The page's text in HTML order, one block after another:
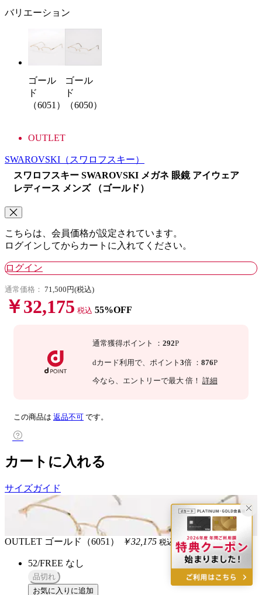
バリエーション
ゴール
ド
（6051）
ゴール
ド
（6050）
OUTLET
SWAROVSKI （スワロフスキー）
スワロフスキー SWAROVSKI メガネ 眼鏡 アイウェア
レディース メンズ （ゴールド）
こちらは、会員価格が設定されています。
ログインしてからカートに入れてください。
ログイン
通常価格： 71,500円(税込)
￥32,175 税込 55%OFF
通常獲得ポイント ： 292P
dカード利用で、 ポイント 3倍 ： 876P
今なら 、エントリーで最大 倍！ 詳細
この商品は 返品不可 です。
カートに入れる
サイズガイド
OUTLET ゴールド（6051） ￥32,175 税込
52/FREE なし
品切れ
お気に入りに追加